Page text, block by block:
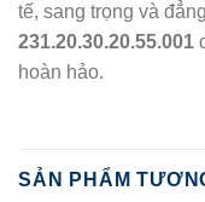
tế, sang trọng và
231.20.30.20.55.001
hoàn hảo.
SẢN PHẨM